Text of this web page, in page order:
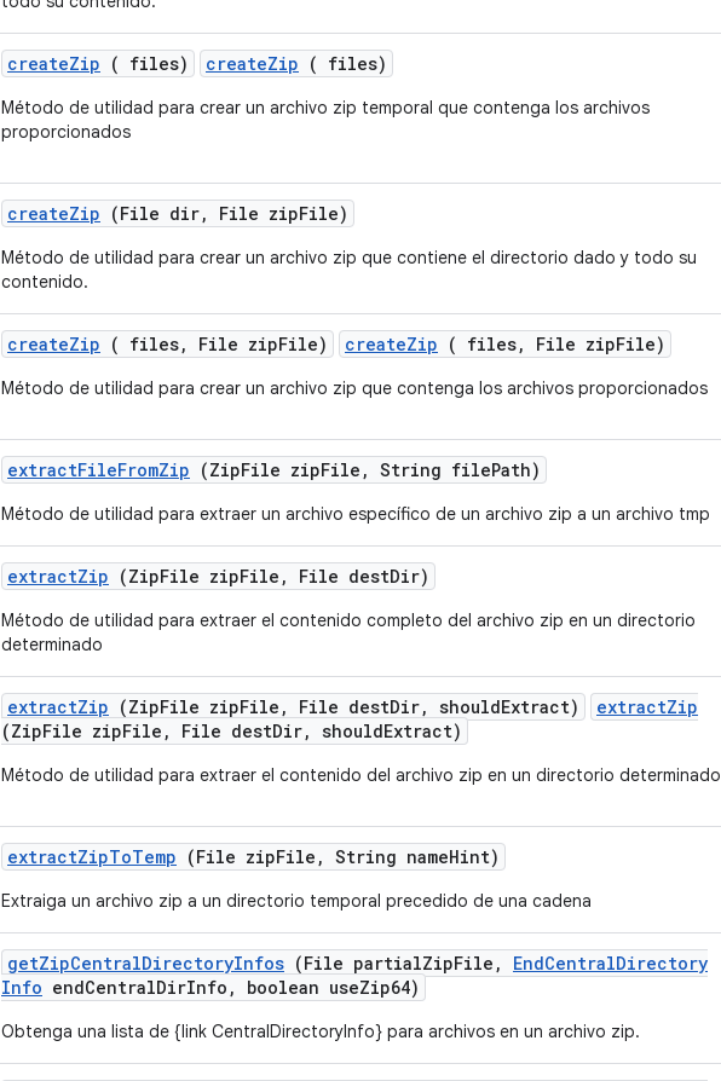
createZip ( files) createZip ( files)
Método de utilidad para crear un archivo zip temporal que contenga los archivos
proporcionados
createZip (File dir, File zipFile)
Método de utilidad para crear un archivo zip que contiene el directorio dado y todo su
contenido.
createZip ( files, File zipFile) createZip ( files, File zipFile)
Método de utilidad para crear un archivo zip que contenga los archivos proporcionados
extractFileFromZip (ZipFile zipFile , String filePath)
Método de utilidad para extraer un archivo específico de un archivo zip a un archivo tmp
extractZip (ZipFile zipFile , File destDir)
Método de utilidad para extraer el contenido completo del archivo zip en un directorio
determinado
extractZip (ZipFile zipFile , File destDir, shouldExtract)
extractZip
(ZipFile zipFile, File destDir, shouldExtract)
Método de utilidad para extraer el contenido del archivo zip en un directorio determinado
extractZipToTemp (File zipFile , String nameHint)
Extraiga un archivo zip a un directorio temporal precedido de una cadena
getZipCentralDirectoryInfos (File partialZipFile , EndCentralDirectory
Info endCentralDirInfo , boolean useZip64)
Obtenga una lista de {link CentralDirectoryInfo} para archivos en un archivo zip.